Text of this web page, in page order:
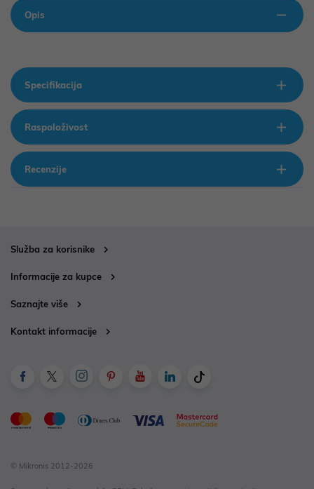
Opis
Specifikacija
Raspoloživost
Recenzije
Služba za korisnike
Informacije za kupce
Saznajte više
Kontakt informacije
© Mikronis 2012-2026